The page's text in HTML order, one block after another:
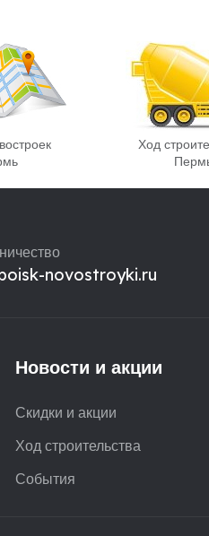
Ход
novostroyki.ru
Новости и акции
Скидки и акции
Ход строительства
События